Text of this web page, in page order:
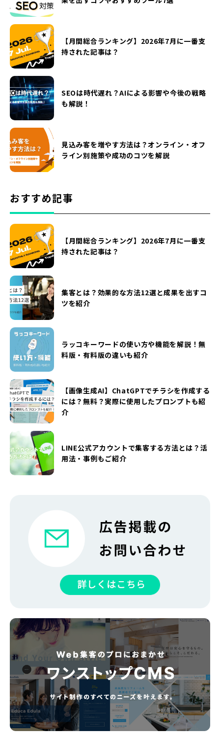
【月間総合ランキング】2026年7月に一番支
持された記事は？
SEOは時代遅れ？AIによる影響や今後の戦略
も解説！
見込み客を増やす方法は？オンライン・オフ
ライン別施策や成功のコツを解説
おすすめ記事
【月間総合ランキング】2026年7月に一番支
持された記事は？
集客とは？効果的な方法12選と成果を出すコ
ツを紹介
ラッコキーワードの使い方や機能を解説！無
料版・有料版の違いも紹介
【画像生成AI】ChatGPTでチラシを作成する
には？無料？実際に使用したプロンプトも紹
介
LINE公式アカウントで集客する方法とは？活
用法・事例もご紹介